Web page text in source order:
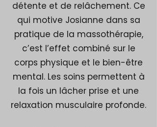
détente et de relâchement. Ce
qui motive Josianne dans sa
pratique de la massothérapie,
c’est l’effet combiné sur le
corps physique et le bien-être
mental. Les soins permettent à
la fois un lâcher prise et une
relaxation musculaire profonde.